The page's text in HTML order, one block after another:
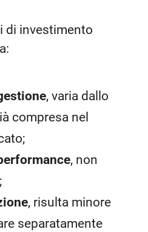
di investimento
, varia dallo
compresa nel
, non
, risulta minore
separatamente